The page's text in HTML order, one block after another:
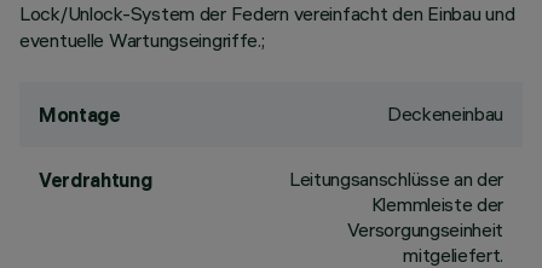
Lock/Unlock-System der Federn vereinfacht den Einbau und
eventuelle Wartungseingriffe.;
Montage Deckeneinbau
Verdrahtung
Leitungsanschlüsse an der
Klemmleiste der
Versorgungseinheit
mitgeliefert.